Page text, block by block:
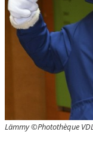
Lämmy ©Photothèque